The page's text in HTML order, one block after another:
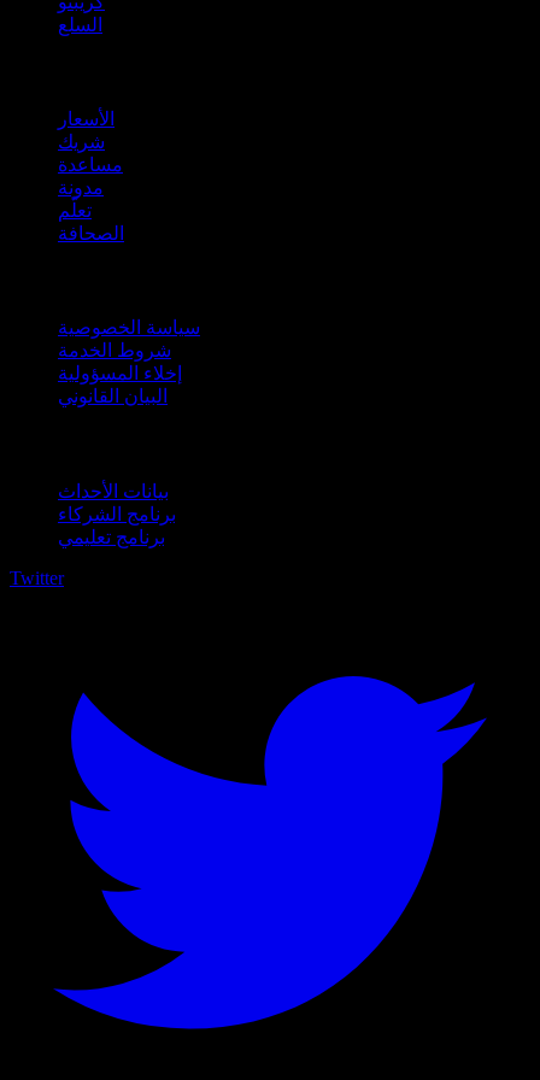
السلع
الأسعار
شريك
مساعدة
مدونة
تعلّم
الصحافة
سياسة الخصوصية
شروط الخدمة
إخلاء المسؤولية
البيان القانوني
بيانات الأحداث
برنامج الشركاء
برنامج تعليمي
Twitter